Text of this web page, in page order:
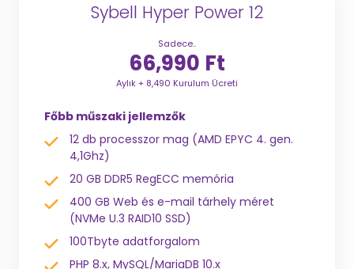
Sybell Hyper Power 12
Sadece..
66,990 Ft
Aylık + 8,490 Kurulum Ücreti
Főbb műszaki jellemzők
12 db processzor mag (AMD EPYC 4. gen.
4,1Ghz)
20 GB DDR5 RegECC memória
400 GB Web és e-mail tárhely méret
(NVMe U.3 RAID10 SSD)
100Tbyte adatforgalom
PHP 8.x, MySQL/MariaDB 10.x